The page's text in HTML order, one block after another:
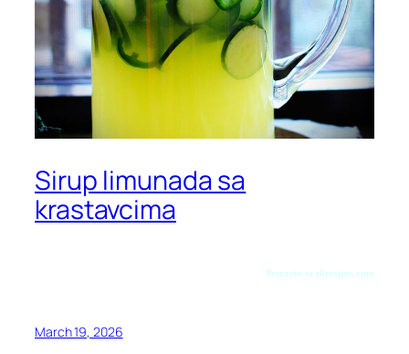
Sirup limunada sa
krastavcima
Preuzeto sa allrecipes.com
March 19, 2026